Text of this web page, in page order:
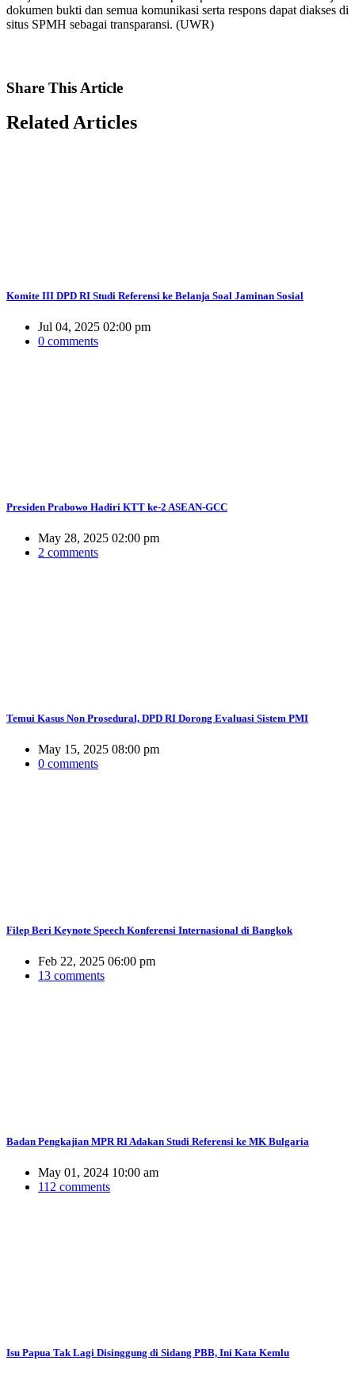
dokumen bukti dan semua komunikasi serta respons dapat diakses di
situs SPMH sebagai transparansi. (UWR)
Share This Article
RelatedArticles
Komite III DPD RI Studi Referensi ke Belanja Soal Jaminan Sosial
Jul 04, 2025 02:00 pm
0 comments
Presiden Prabowo Hadiri KTT ke-2 ASEAN-GCC
May 28, 2025 02:00 pm
2 comments
Temui Kasus Non Prosedural, DPD RI Dorong Evaluasi Sistem PMI
May 15, 2025 08:00 pm
0 comments
Filep Beri Keynote Speech Konferensi Internasional di Bangkok
Feb 22, 2025 06:00 pm
13 comments
Badan Pengkajian MPR RI Adakan Studi Referensi ke MK Bulgaria
May 01, 2024 10:00 am
112 comments
Isu Papua Tak Lagi Disinggung di Sidang PBB, Ini Kata Kemlu